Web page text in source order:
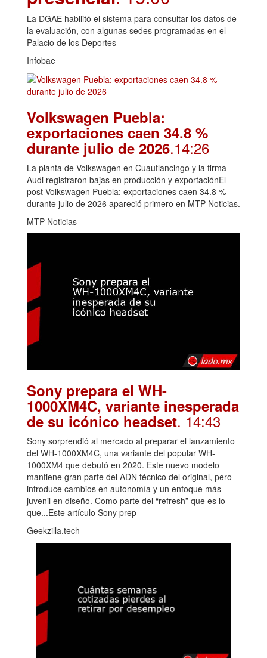
La DGAE habilitó el sistema para consultar los datos de
la evaluación, con algunas sedes programadas en el
Palacio de los Deportes
Infobae
Volkswagen Puebla:
exportaciones caen 34.8 %
durante julio de 2026.14:26
La planta de Volkswagen en Cuautlancingo y la firma
Audi registraron bajas en producción y exportaciónEl
post Volkswagen Puebla: exportaciones caen 34.8 %
durante julio de 2026 apareció primero en MTP Noticias.
MTP Noticias
Sony prepara el WH-
1000XM4C, variante inesperada
de su icónico headset. 14:43
Sony sorprendió al mercado al preparar el lanzamiento
del WH-1000XM4C, una variante del popular WH-
1000XM4 que debutó en 2020. Este nuevo modelo
mantiene gran parte del ADN técnico del original, pero
introduce cambios en autonomía y un enfoque más
juvenil en diseño. Como parte del “refresh” que es lo
que...Este artículo Sony prep
Geekzilla.tech